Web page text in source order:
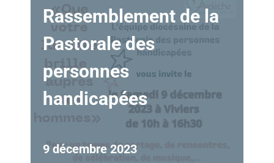
Rassemblement de la
Pastorale des
personnes
handicapées
9 décembre 2023